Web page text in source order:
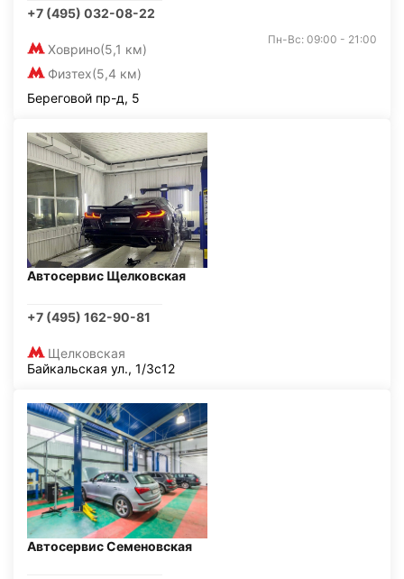
+7 (495) 032-08-22
Ховрино(5,1 км)
Физтех(5,4 км)
Пн-Вс: 09:00 - 21:00
Береговой пр-д, 5
Автосервис Щелковская
+7 (495) 162-90-81
Щелковская
Байкальская ул., 1/3с12
Автосервис Семеновская